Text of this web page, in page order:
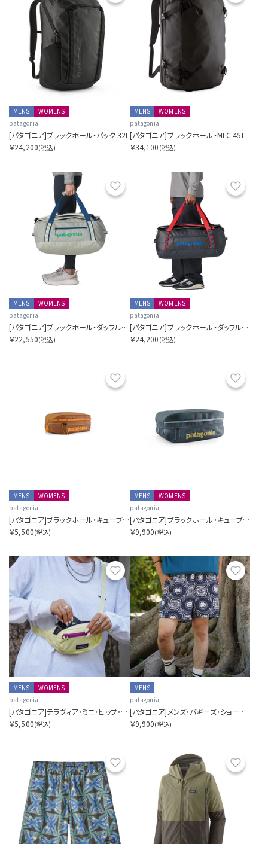
MENS
WOMENS
patagonia
[パタゴニア]ブラックホール・パック 32L
￥24,200(税込)
MENS
WOMENS
patagonia
[パタゴニア]ブラックホール・MLC 45L
￥34,100 (税込)
お気に入り
MENS
WOMENS
patagonia
[パタゴニア]ブラックホール・ダッフル 40L
￥22,550(税込)
MENS
WOMENS
patagonia
[パタゴニア]ブラックホール・ダッフル 55L
￥24,200 (税込)
お気に入り
MENS
WOMENS
patagonia
[パタゴニア]ブラックホール・キューブ 3L
￥5,500(税込)
MENS
WOMENS
patagonia
[パタゴニア]ブラックホール・キューブ 14L
￥9,900(税込)
お気に入り
MENS
WOMENS
patagonia
[パタゴニア]テラヴィア・ミニ・ヒップ・パック 1L
￥5,500(税込)
お気
MENS
patagonia
[パタゴニア]メンズ・バギーズ・ショーツ ５インチ
￥9,900(税込)
お気に入り